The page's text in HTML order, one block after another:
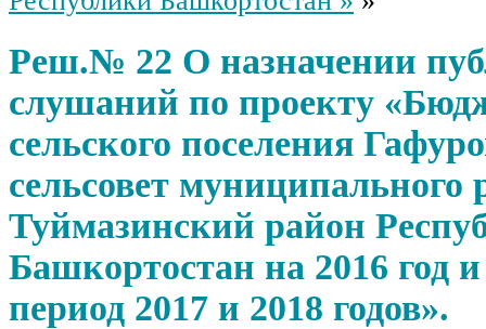
Реш.№ 22 О назначении
слушаний по проекту
сельского поселения
сельсовет муниципального
Туймазинский район
Башкортостан на 2016 год
период 2017 и 2018 годов».